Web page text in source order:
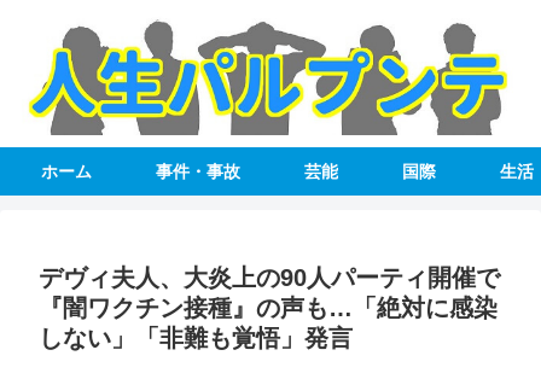
ホーム 事件・事故 芸能 国際 生活
デヴィ夫人、大炎上の90人パーティ開催で
『闇ワクチン接種』の声も…「絶対に感染
しない」「非難も覚悟」発言